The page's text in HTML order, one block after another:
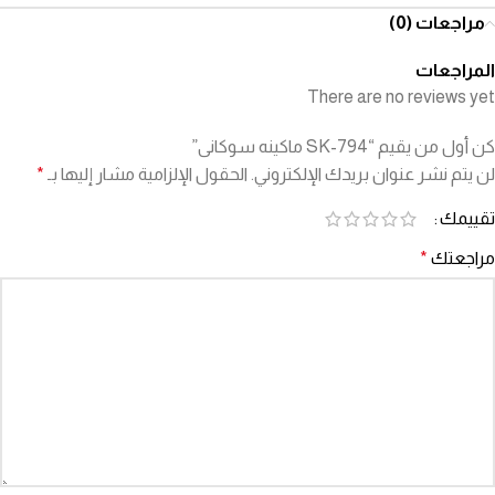
مراجعات (0)
المراجعات
There are no reviews yet
كن أول من يقيم “SK-794 ماكينه سوكانى”
لن يتم نشر عنوان بريدك الإلكتروني. الحقول الإلزامية مشار إليها بـ *
تقييمك
مراجعتك *